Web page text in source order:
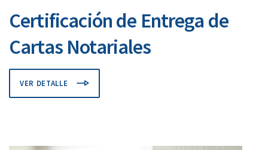
Certificación de Entrega de
Cartas Notariales
VER DETALLE